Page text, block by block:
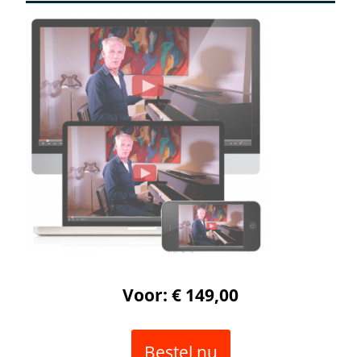
Voor: € 149,00
Bestel nu